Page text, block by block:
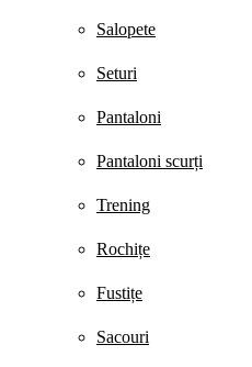
Salopete
Seturi
Pantaloni
Pantaloni scurți
Trening
Rochițe
Fustițe
Sacouri